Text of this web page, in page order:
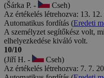
(Šárka P. -
Cseh)
Az értékelés létrehozva: 13. 12.
Automatikus fordítás (Eredeti
A személyzet segítőkész volt,
elhelyezkedése kiváló volt.
10/10
(Jiří H. -
Cseh)
Az értékelés létrehozva: 7. 7.